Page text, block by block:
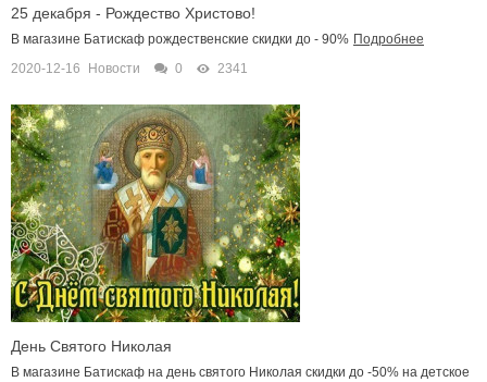
25 декабря - Рождество Христово!
В магазине Батискаф рождественские скидки до - 90% Подробнее
2020-12-16
Новости 0 2341
День Святого Николая
В магазине Батискаф на день святого Николая скидки до -50% на детское